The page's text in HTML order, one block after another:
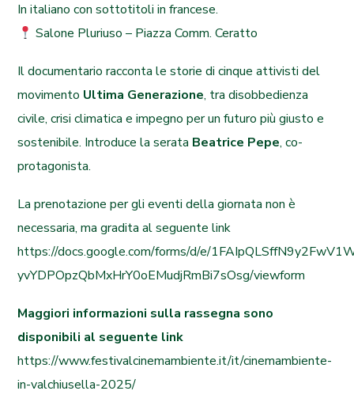
In italiano con sottotitoli in francese.
Salone Pluriuso – Piazza Comm. Ceratto
Il documentario racconta le storie di cinque attivisti del
movimento Ultima Generazione, tra disobbedienza
civile, crisi climatica e impegno per un futuro più giusto e
sostenibile. Introduce la serata Beatrice Pepe, co-
protagonista.
La prenotazione per gli eventi della giornata non è
necessaria, ma gradita al seguente link
https://docs.google.com/forms/d/e/
yvYDPOpzQbMxHrY0oEMudjRmBi7sOsg/viewform
Maggiori informazioni sulla rassegna sono
disponibili al seguente link
https://www.festivalcinemambiente.it/it/cinemambiente-
in-valchiusella-2025/